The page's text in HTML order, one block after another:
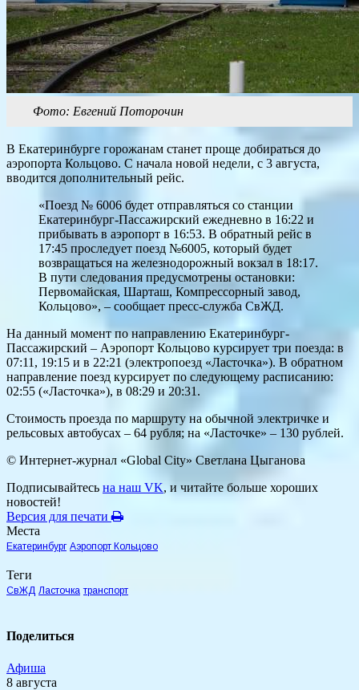
Фото: Евгений Поторочин
В Екатеринбурге горожанам станет проще добираться до
аэропорта Кольцово. С начала новой недели, с 3 августа,
вводится дополнительный рейс.
«Поезд № 6006 будет отправляться со станции
Екатеринбург-Пассажирский ежедневно в 16:22 и
прибывать в аэропорт в 16:53. В обратный рейс в
17:45 проследует поезд №6005, который будет
возвращаться на железнодорожный вокзал в 18:17.
В пути следования предусмотрены остановки:
Первомайская, Шарташ, Компрессорный завод,
Кольцово», – сообщает пресс-служба СвЖД.
На данный момент по направлению Екатеринбург-
Пассажирский – Аэропорт Кольцово курсирует три поезда: в
07:11, 19:15 и в 22:21 (электропоезд «Ласточка»). В обратном
направление поезд курсирует по следующему расписанию:
02:55 («Ласточка»), в 08:29 и 20:31.
Стоимость проезда по маршруту на обычной электричке и
рельсовых автобусах – 64 рубля; на «Ласточке» – 130 рублей.
© Интернет-журнал «Global City» Светлана Цыганова
Подписывайтесь на наш VK, и читайте больше хороших
новостей!
Версия для печати
Места
Екатеринбург Аэропорт Кольцово
Теги
СвЖД Ласточка транспорт
Поделиться
Афиша
8 августа